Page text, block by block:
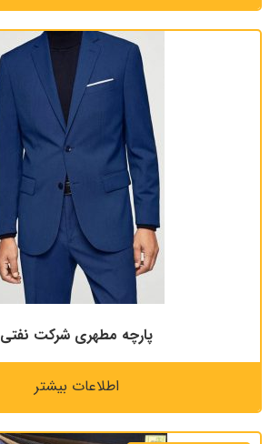
پارچه مطهری شرکت نفتی
اطلاعات بیشتر